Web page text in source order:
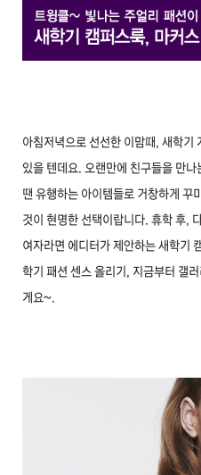
아침저녁으로 선선한 이맘때, 새학기
있을 텐데요. 오랜만에 친구들을 만
땐 유행하는 아이템들로 거창하게 꾸
것이 현명한 선택이랍니다. 휴학 후,
여자라면 에디터가 제안하는 새학기
학기 패션 센스 올리기, 지금부터 갤
게요~.